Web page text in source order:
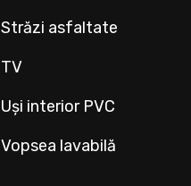
Străzi asfaltate
TV
Uși interior PVC
Vopsea lavabilă